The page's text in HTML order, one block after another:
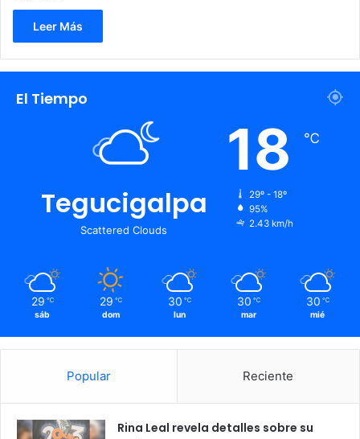
Leer Más
El Tiempo
Tegucigalpa
Scattered Clouds
18 ℃
29º - 18º
95%
2.43 km/h
29 ℃
sáb
29 ℃
dom
30 ℃
lun
30 ℃
mar
30 ℃
mié
Popular Reciente
Rina Leal revela detalles sobre su